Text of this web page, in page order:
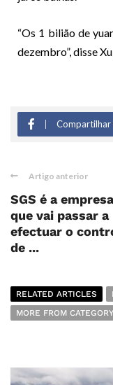
“Os 1 bilião de
dezembro”, disse
Compartilhar
Artigo anterior
SGS é a empresa
que vai passar a
efectuar o
de ...
RELATED ARTICLES
MORE FROM CATEGORY